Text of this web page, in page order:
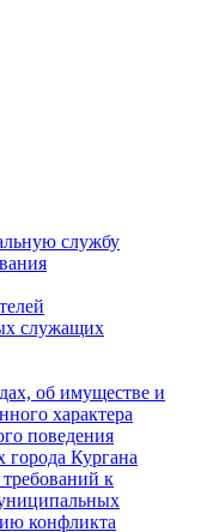
службу
служащих
об имуществе и
характера
поведения
Кургана
к
конфликта